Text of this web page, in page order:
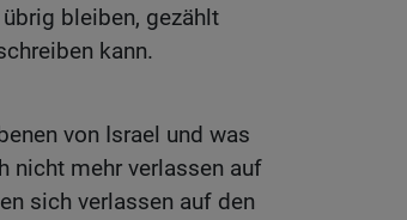
bleiben, gezählt
kann.
von Israel und was
nicht mehr verlassen auf
sich verlassen auf den